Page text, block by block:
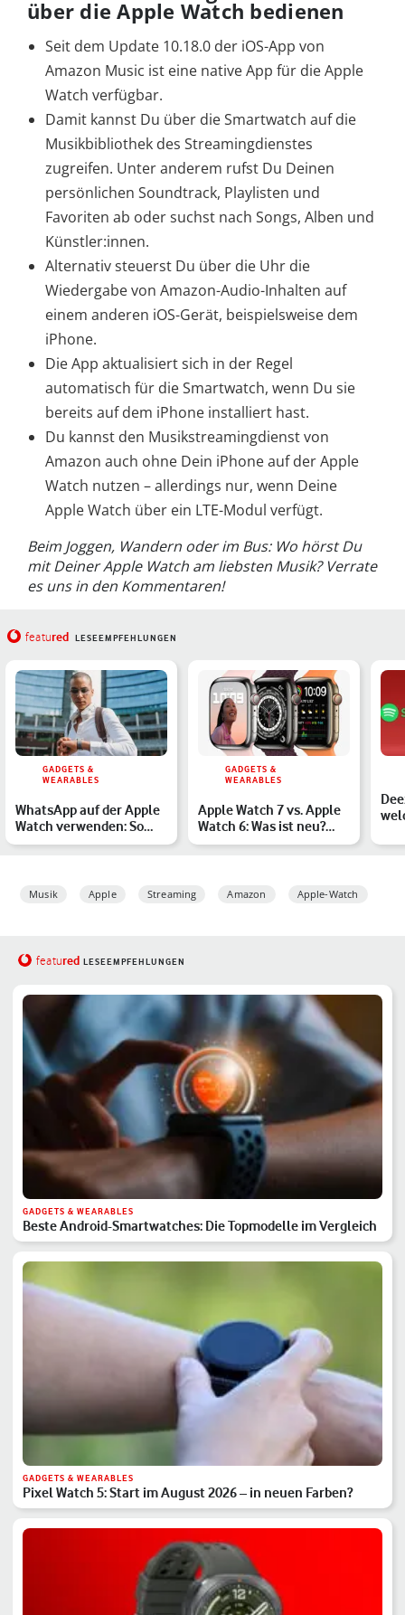
über die Apple Watch bedienen
Seit dem Update 10.18.0 der iOS-App von
Amazon Music ist eine native App für die Apple
Watch verfügbar.
Damit kannst Du über die Smartwatch auf die
Musikbibliothek des Streamingdienstes
zugreifen. Unter anderem rufst Du Deinen
persönlichen Soundtrack, Playlisten und
Favoriten ab oder suchst nach Songs, Alben und
Künstler:innen.
Alternativ steuerst Du über die Uhr die
Wiedergabe von Amazon-Audio-Inhalten auf
einem anderen iOS-Gerät, beispielsweise dem
iPhone.
Die App aktualisiert sich in der Regel
automatisch für die Smartwatch, wenn Du sie
bereits auf dem iPhone installiert hast.
Du kannst den Musikstreamingdienst von
Amazon auch ohne Dein iPhone auf der Apple
Watch nutzen – allerdings nur, wenn Deine
Apple Watch über ein LTE-Modul verfügt.
Beim Joggen, Wandern oder im Bus: Wo hörst Du
mit Deiner Apple Watch am liebsten Musik? Verrate
es uns in den Kommentaren!
featured LESEEMPFEHLUNGEN
GADGETS &
WEARABLES
WhatsApp auf der Apple
Watch verwenden: So
geht's
GADGETS &
WEARABLES
Apple Watch 7 vs. Apple
Watch 6: Was ist neu?
Beide Uhren im Verg…
Musik Apple Streaming Amazon Apple-Watch
featured LESEEMPFEHLUNGEN
GADGETS & WEARABLES
Beste Android-Smartwatches: Die Topmodelle im Vergleich
GADGETS & WEARABLES
Pixel Watch 5: Start im August 2026 – in neuen Farben?